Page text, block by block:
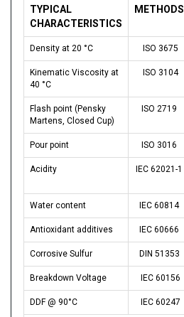
TYPICAL
CHARACTERISTICS
METHODS
Density at 20 °C ISO 3675
Kinematic Viscosity at
40 °C
ISO 3104
Flash point (Pensky
Martens, Closed Cup)
ISO 2719
Pour point ISO 3016
Acidity IEC 62021-1
Water content IEC 60814
Antioxidant additives IEC 60666
Corrosive Sulfur DIN 51353
Breakdown Voltage IEC 60156
DDF @ 90°C IEC 60247